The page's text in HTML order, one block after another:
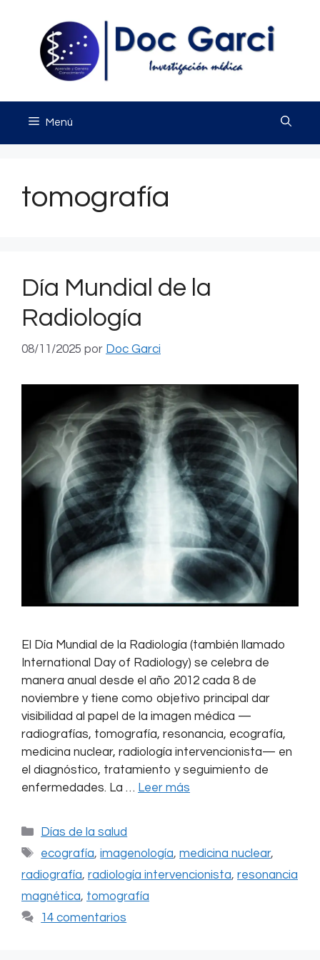
contenido
Menú
tomografía
Día Mundial de la
Radiología
08/11/2025 por Doc Garci
El Día Mundial de la Radiología (también llamado
International Day of Radiology) se celebra de
manera anual desde el año 2012 cada 8 de
noviembre y tiene como objetivo principal dar
visibilidad al papel de la imagen médica —
radiografías, tomografía, resonancia, ecografía,
medicina nuclear, radiología intervencionista— en
el diagnóstico, tratamiento y seguimiento de
enfermedades. La … Leer más
Categorías
Días de la salud
Etiquetas
ecografía,imagenología,medicina nuclear,
radiografía, radiología intervencionista, resonancia
magnética, tomografía
14 comentarios